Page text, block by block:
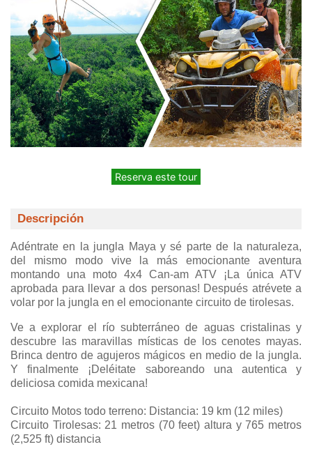
Reserva este tour
Descripción
Adéntrate en la jungla Maya y sé parte de la naturaleza,
del mismo modo vive la más emocionante aventura
montando una moto 4x4 Can-am ATV ¡La única ATV
aprobada para llevar a dos personas! Después atrévete a
volar por la jungla en el emocionante circuito de tirolesas.
Ve a explorar el río subterráneo de aguas cristalinas y
descubre las maravillas místicas de los cenotes mayas.
Brinca dentro de agujeros mágicos en medio de la jungla.
Y finalmente ¡Deléitate saboreando una autentica y
deliciosa comida mexicana!
Circuito Motos todo terreno: Distancia: 19 km (12 miles)
Circuito Tirolesas: 21 metros (70 feet) altura y 765 metros
(2,525 ft) distancia